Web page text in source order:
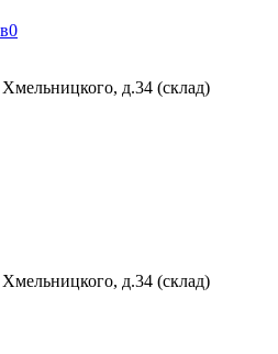
0
д.34 (склад)
д.34 (склад)